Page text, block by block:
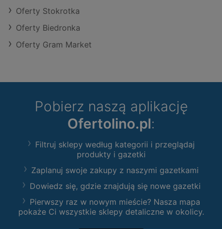
Oferty Stokrotka
Oferty Biedronka
Oferty Gram Market
Pobierz naszą aplikację
Ofertolino.pl:
Filtruj sklepy według kategorii i przeglądaj
produkty i gazetki
Zaplanuj swoje zakupy z naszymi gazetkami
Dowiedz się, gdzie znajdują się nowe gazetki
Pierwszy raz w nowym mieście? Nasza mapa
pokaże Ci wszystkie sklepy detaliczne w okolicy.